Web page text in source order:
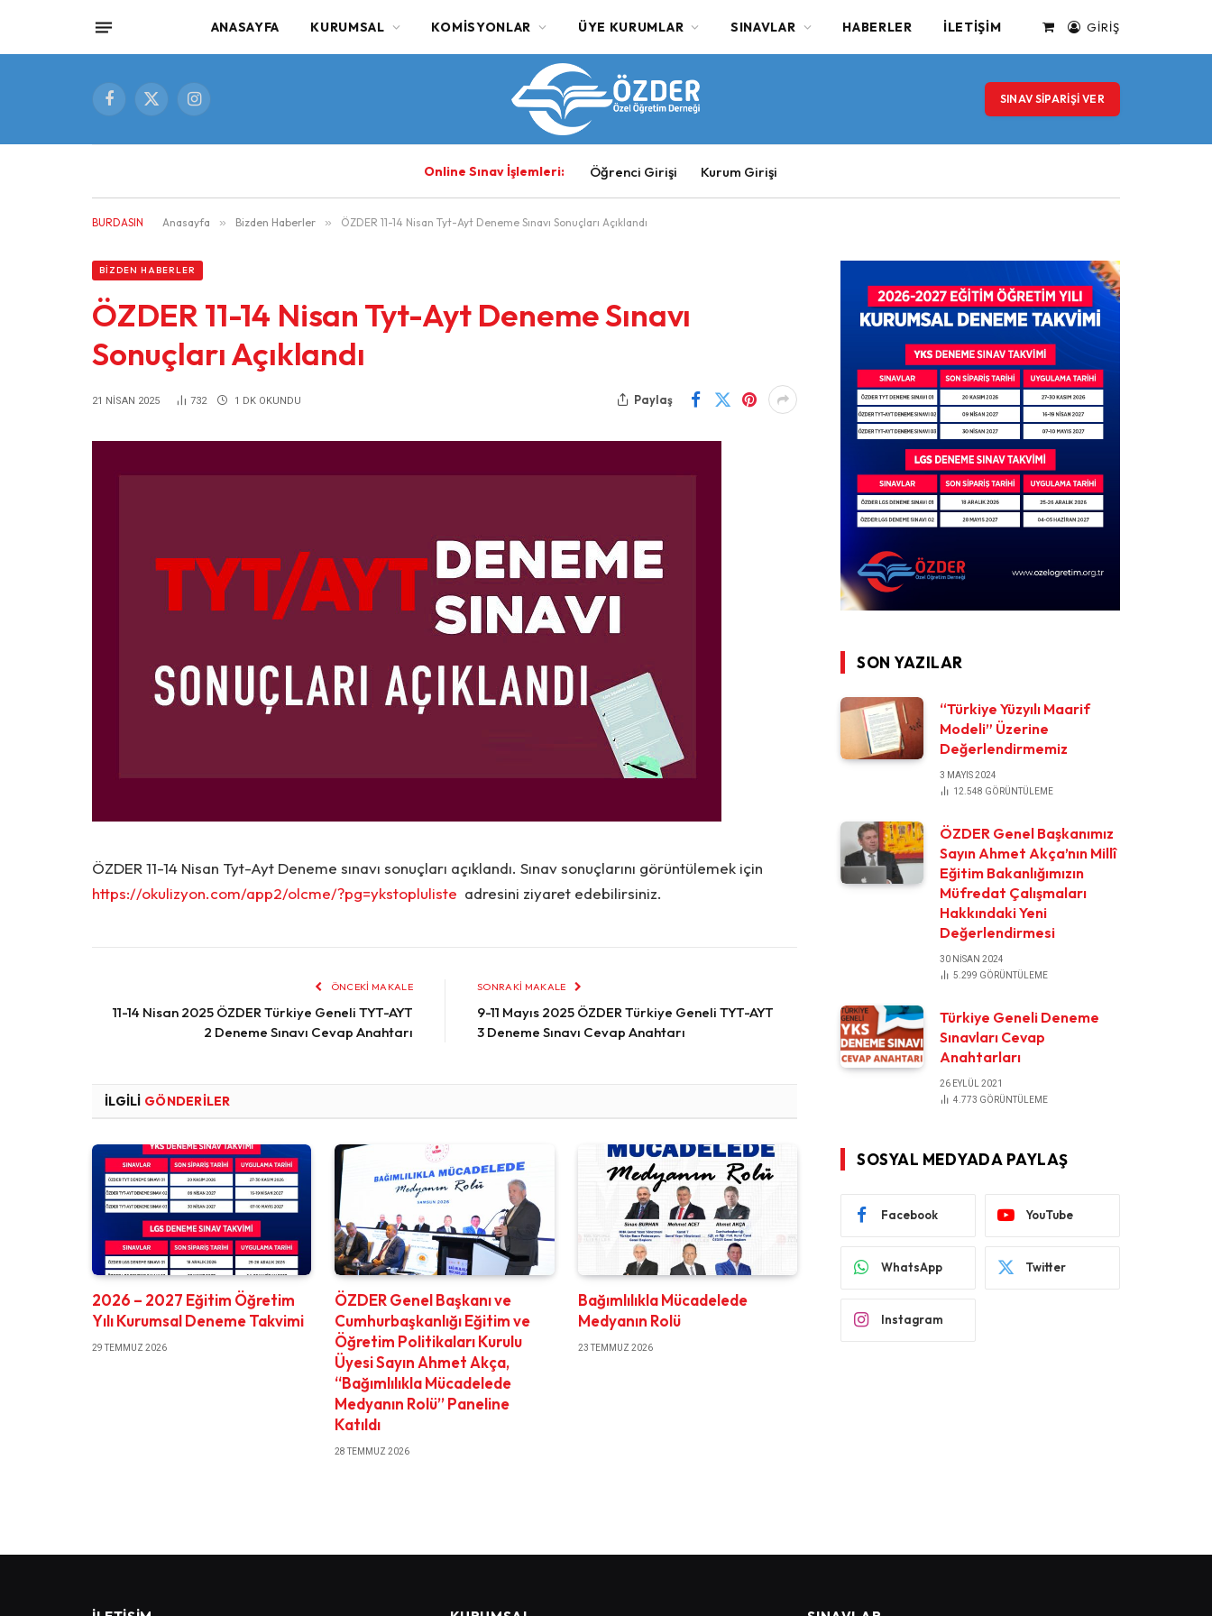
ANASAYFA KURUMSAL KOMISYONLAR ÜYE KURUMLAR SINAVLAR HABERLER İLETIŞIM
alışveriş
sepeti
GIRIŞ
Facebook
X
Instagram SINAV SIPARIŞI VER
Online Sınav İşlemleri: Öğrenci Girişi Kurum Girişi
BURDASIN Anasayfa » Bizden Haberler » ÖZDER 11-14 Nisan Tyt-Ayt Deneme Sınavı Sonuçları Açıklandı
BIZDEN HABERLER
ÖZDER 11-14 Nisan Tyt-Ayt Deneme Sınavı
Sonuçları Açıklandı
21 NISAN 2025 732 1 DK OKUNDU Paylaş
ÖZDER 11-14 Nisan Tyt-Ayt Deneme sınavı sonuçları açıklandı. Sınav sonuçlarını görüntülemek için
https://okulizyon.com/app2/olcme/?pg=ykstopluliste adresini ziyaret edebilirsiniz.
ÖNCEKI MAKALE
11-14 Nisan 2025 ÖZDER Türkiye Geneli TYT-AYT
2 Deneme Sınavı Cevap Anahtarı
SONRAKI MAKALE
9-11 Mayıs 2025 ÖZDER Türkiye Geneli TYT-AYT
3 Deneme Sınavı Cevap Anahtarı
İLGILI GÖNDERILER
2026 – 2027 Eğitim Öğretim
Yılı Kurumsal Deneme Takvimi
29 TEMMUZ 2026
ÖZDER Genel Başkanı ve
Cumhurbaşkanlığı Eğitim ve
Öğretim Politikaları Kurulu
Üyesi Sayın Ahmet Akça,
“Bağımlılıkla Mücadelede
Medyanın Rolü” Paneline
Katıldı
28 TEMMUZ 2026
Bağımlılıkla Mücadelede
Medyanın Rolü
23 TEMMUZ 2026
SON YAZILAR
“Türkiye Yüzyılı Maarif
Modeli” Üzerine
Değerlendirmemiz
3 MAYIS 2024
12.548 GÖRÜNTÜLEME
ÖZDER Genel Başkanımız
Sayın Ahmet Akça’nın Millî
Eğitim Bakanlığımızın
Müfredat Çalışmaları
Hakkındaki Yeni
Değerlendirmesi
30 NISAN 2024
5.299 GÖRÜNTÜLEME
Türkiye Geneli Deneme
Sınavları Cevap
Anahtarları
26 EYLÜL 2021
4.773 GÖRÜNTÜLEME
SOSYAL MEDYADA PAYLAŞ
Facebook YouTube
WhatsApp Twitter
Instagram